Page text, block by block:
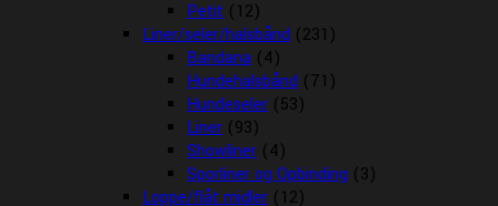
Petit (12)
Liner/seler/halsbånd (231)
Bandana (4)
Hundehalsbånd (71)
Hundeseler (53)
Liner (93)
Showliner (4)
Sporliner og Opbinding (3)
Loppe/flåt midler (12)